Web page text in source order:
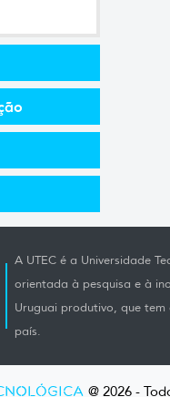
A UTEC é a Universidade
orientada à pesquisa e à
Uruguai produtivo, que
país.
@ 2026 -